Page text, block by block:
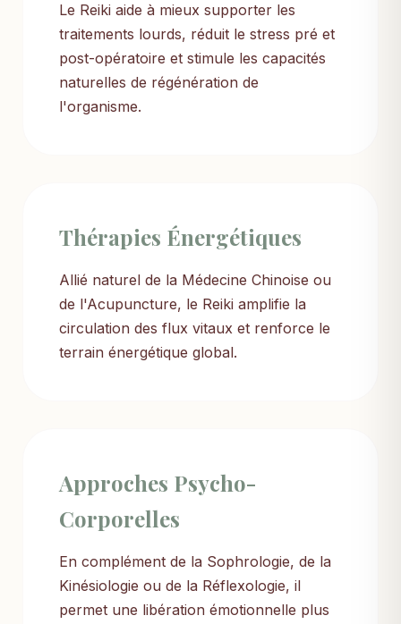
Le Reiki aide à mieux supporter les
traitements lourds, réduit le stress pré et
post-opératoire et stimule les capacités
naturelles de régénération de
l'organisme.
Thérapies Énergétiques
Allié naturel de la Médecine Chinoise ou
de l'Acupuncture, le Reiki amplifie la
circulation des flux vitaux et renforce le
terrain énergétique global.
Approches Psycho-
Corporelles
En complément de la Sophrologie, de la
Kinésiologie ou de la Réflexologie, il
permet une libération émotionnelle plus